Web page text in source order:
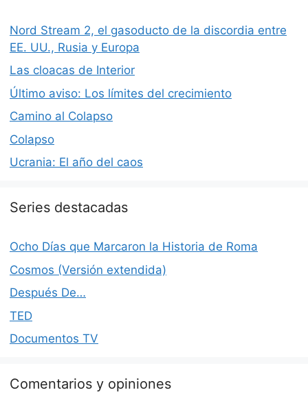
Nord Stream 2, el gasoducto de la discordia entre
EE. UU., Rusia y Europa
Las cloacas de Interior
Último aviso: Los límites del crecimiento
Camino al Colapso
Colapso
Ucrania: El año del caos
Series destacadas
Ocho Días que Marcaron la Historia de Roma
Cosmos (Versión extendida)
Después De…
TED
Documentos TV
Comentarios y opiniones